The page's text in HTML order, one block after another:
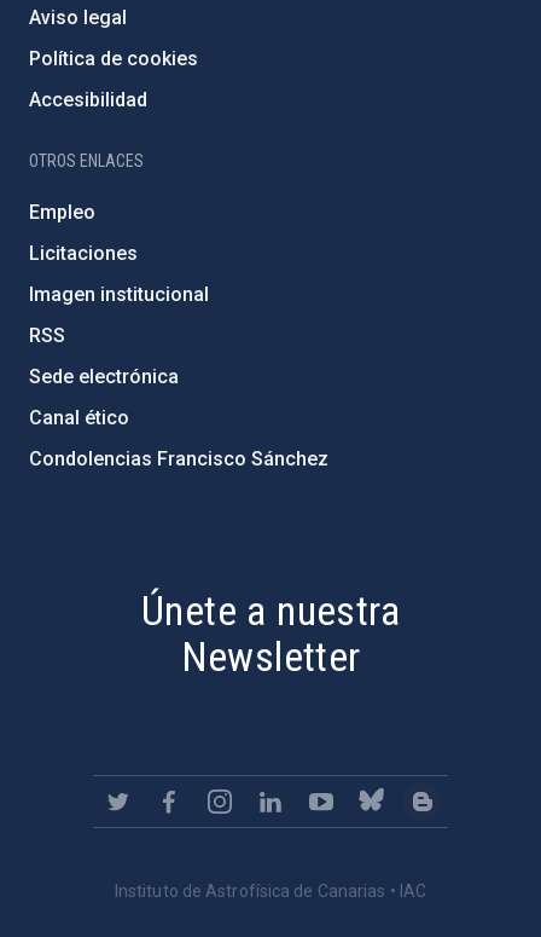
Aviso legal
Política de cookies
Accesibilidad
OTROS ENLACES
Empleo
Licitaciones
Imagen institucional
RSS
Sede electrónica
Canal ético
Condolencias Francisco Sánchez
Únete a nuestra
Newsletter
Instituto de Astrofísica de Canarias • IAC